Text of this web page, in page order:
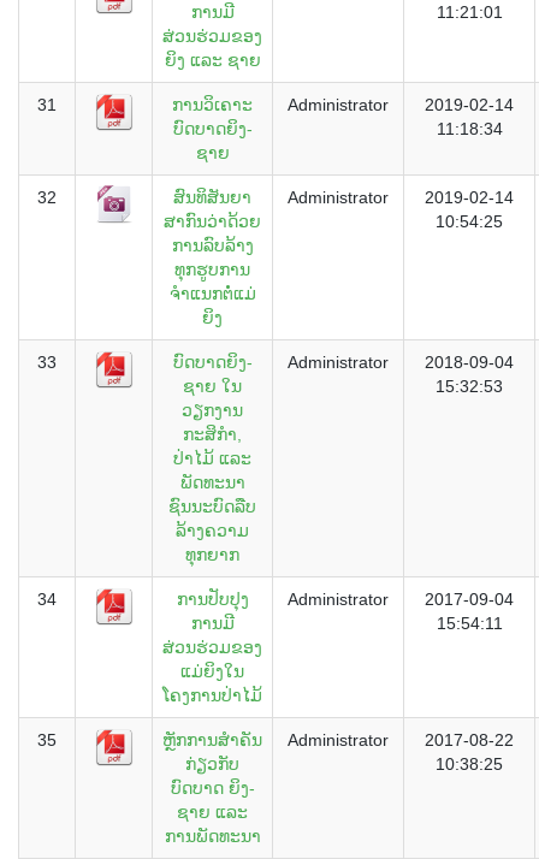
ການມີ
ສ່ວນຮ່ວມຂອງ
ຍິງ ແລະ ຊາຍ
11:21:01
31
ການວິເຄາະ
ບົດບາດຍິງ-
ຊາຍ
Administrator
2019-02-14
11:18:34
32
ສົນທິສັນຍາ
ສາກົນວ່າດ້ວຍ
ການລົບລ້າງ
ທຸກຮູບການ
ຈຳແນກຕໍ່ແມ່
ຍິງ
Administrator
2019-02-14
10:54:25
33
ບົດບາດຍິງ-
ຊາຍ ໃນ
ວຽກງານ
ກະສິກຳ,
ປ່າໄມ້ ແລະ
ພັດທະນາ
ຊົນນະບົດລືບ
ລ້າງຄວາມ
ທຸກຍາກ
Administrator
2018-09-04
15:32:53
34
ການປັບປຸງ
ການມີ
ສ່ວນຮ່ວມຂອງ
ແມ່ຍິງໃນ
ໂຄງການປ່າໄມ້
Administrator
2017-09-04
15:54:11
35
ຫຼັກການສຳຄັນ
ກ່ຽວກັບ
ບົດບາດ ຍິງ-
ຊາຍ ແລະ
ການພັດທະນາ
Administrator
2017-08-22
10:38:25